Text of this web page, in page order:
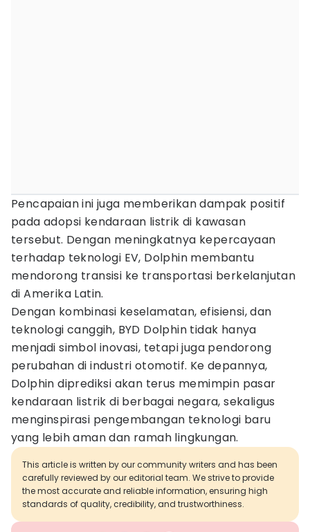
Pencapaian ini juga memberikan dampak positif
pada adopsi kendaraan listrik di kawasan
tersebut. Dengan meningkatnya kepercayaan
terhadap teknologi EV, Dolphin membantu
mendorong transisi ke transportasi berkelanjutan
di Amerika Latin.
Dengan kombinasi keselamatan, efisiensi, dan
teknologi canggih, BYD Dolphin tidak hanya
menjadi simbol inovasi, tetapi juga pendorong
perubahan di industri otomotif. Ke depannya,
Dolphin diprediksi akan terus memimpin pasar
kendaraan listrik di berbagai negara, sekaligus
menginspirasi pengembangan teknologi baru
yang lebih aman dan ramah lingkungan.
This article is written by our community writers and has been
carefully reviewed by our editorial team. We strive to provide
the most accurate and reliable information, ensuring high
standards of quality, credibility, and trustworthiness.